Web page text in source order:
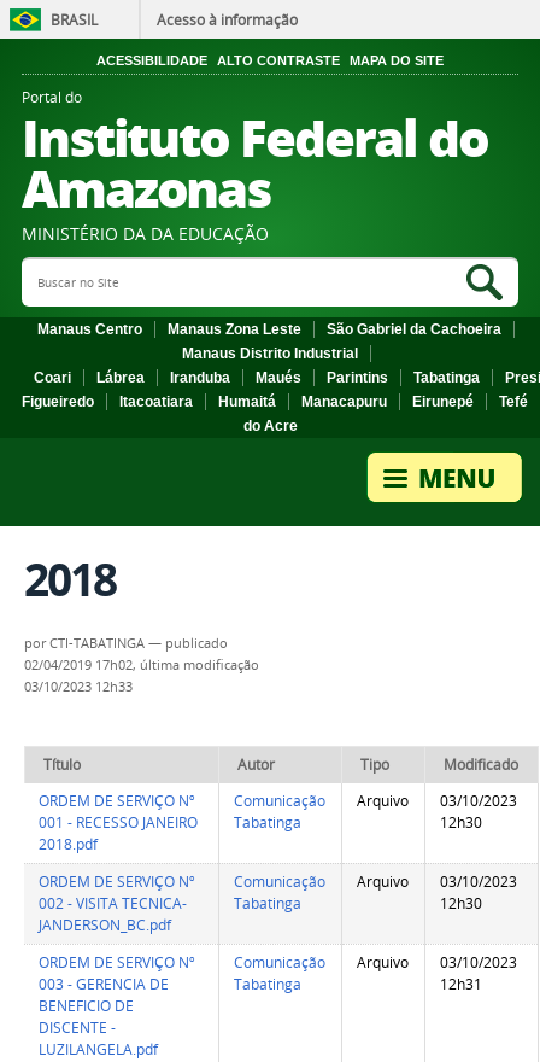
BRASIL Acesso à informação
ACESSIBILIDADE ALTO CONTRASTE MAPA DO SITE
Portal do
Instituto Federal do
Amazonas
MINISTÉRIO DA DA EDUCAÇÃO
Search Site
Manaus Centro Manaus Zona Leste
São Gabriel da Cachoeira
Manaus Distrito Industrial
Coari
Lábrea Iranduba Maués Parintins Tabatinga
Figueiredo
Itacoatiara Humaitá Manacapuru Eirunepé
Tefé
do Acre
2018
porCTI-TABATINGA — publicado
02/04/2019 17h02, última modificação
03/10/2023 12h33
Título Autor Tipo
Modificado
ORDEM DE SERVIÇO Nº
001 - RECESSO JANEIRO
2018.pdf
Comunicação
Tabatinga
Arquivo
03/10/2023
12h30
ORDEM DE SERVIÇO Nº
002 - VISITA TECNICA-
JANDERSON_BC.pdf
Comunicação
Tabatinga
Arquivo
03/10/2023
12h30
ORDEM DE SERVIÇO Nº
003 - GERENCIA DE
BENEFICIO DE
DISCENTE -
LUZILANGELA.pdf
Comunicação
Tabatinga
Arquivo
03/10/2023
12h31